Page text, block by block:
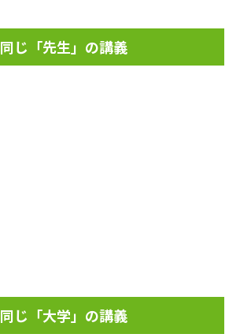
同じ「先生」の講義
同じ「大学」の講義